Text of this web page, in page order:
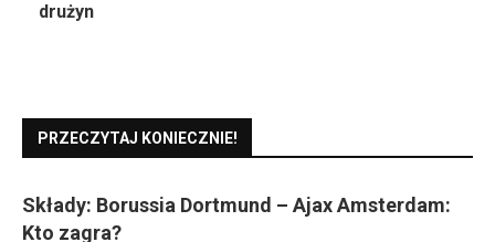
drużyn
PRZECZYTAJ KONIECZNIE!
Składy: Borussia Dortmund – Ajax Amsterdam:
Kto zagra?